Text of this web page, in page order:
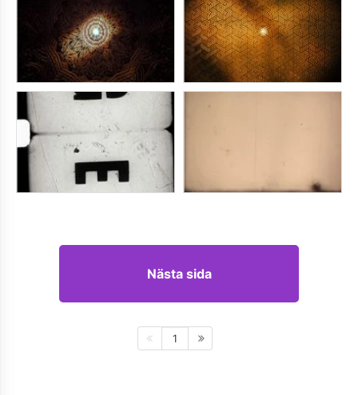
Nästa sida
1